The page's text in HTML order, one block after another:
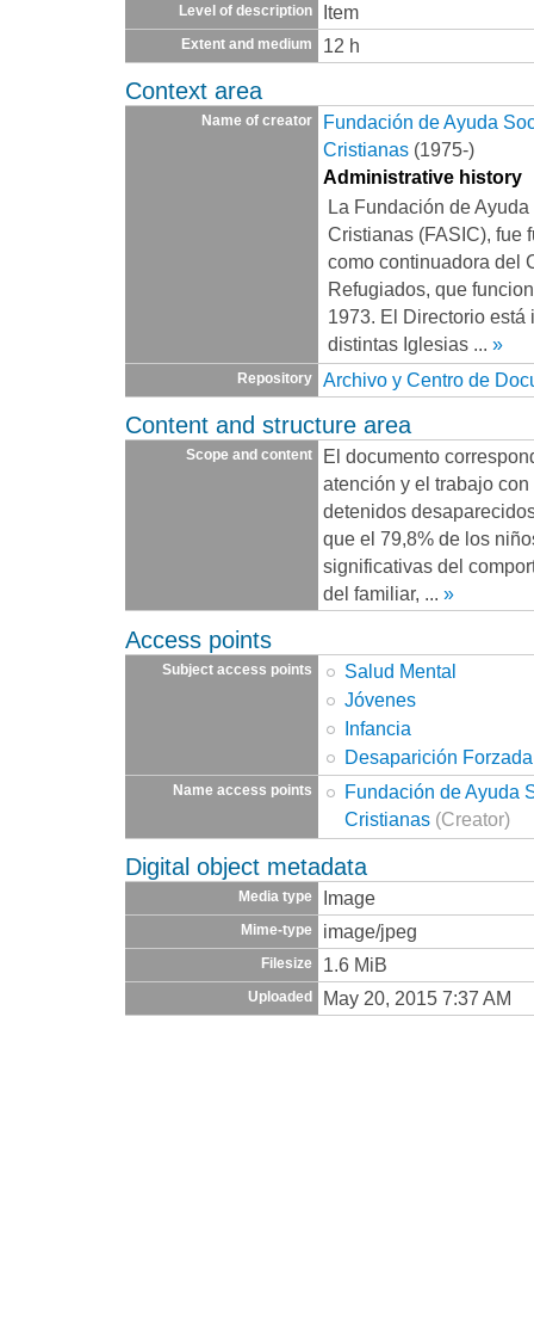
Level of description Item
Extent and medium 12 h
Context area
Name of creator
Fundación de Ayuda
Cristianas (1975-)
Administrative history
La Fundación de
Cristianas (FASIC), fue
como continuadora del
Refugiados, que
1973. El Directorio está
distintas Iglesias ... »
Repository Archivo y Centro de
Content and structure area
Scope and content
El documento
atención y el trabajo
detenidos
que el 79,8% de los
significativas del
del familiar, ... »
Access points
Subject access points
Salud Mental
Jóvenes
Infancia
Desaparición Forzada
Name access points
Fundación de Ayuda
Cristianas (Creator)
Digital object metadata
Media type Image
Mime-type image/jpeg
Filesize 1.6 MiB
Uploaded May 20, 2015 7:37 AM